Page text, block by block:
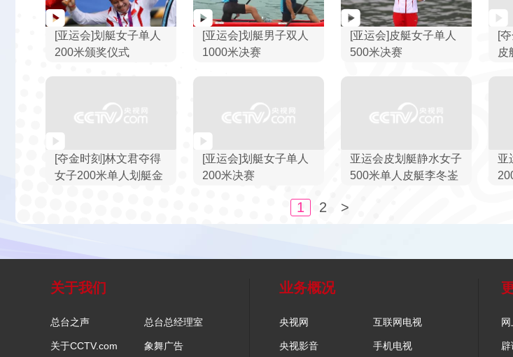
[亚运会]划艇女子单人
200米颁奖仪式
[亚运会]划艇男子双人
1000米决赛
[亚运会]皮艇女子单人
500米决赛
[
皮
[夺金时刻]林文君夺得
女子200米单人划艇金
[亚运会]划艇女子单人
200米决赛
亚运会皮划艇静水女子
500米单人皮艇李冬崟
亚
1 2 >
关于我们
总台之声 总台总经理室
关于CCTV.com 象舞广告
业务概况
央视网 互联网电视
央视影音 手机电视